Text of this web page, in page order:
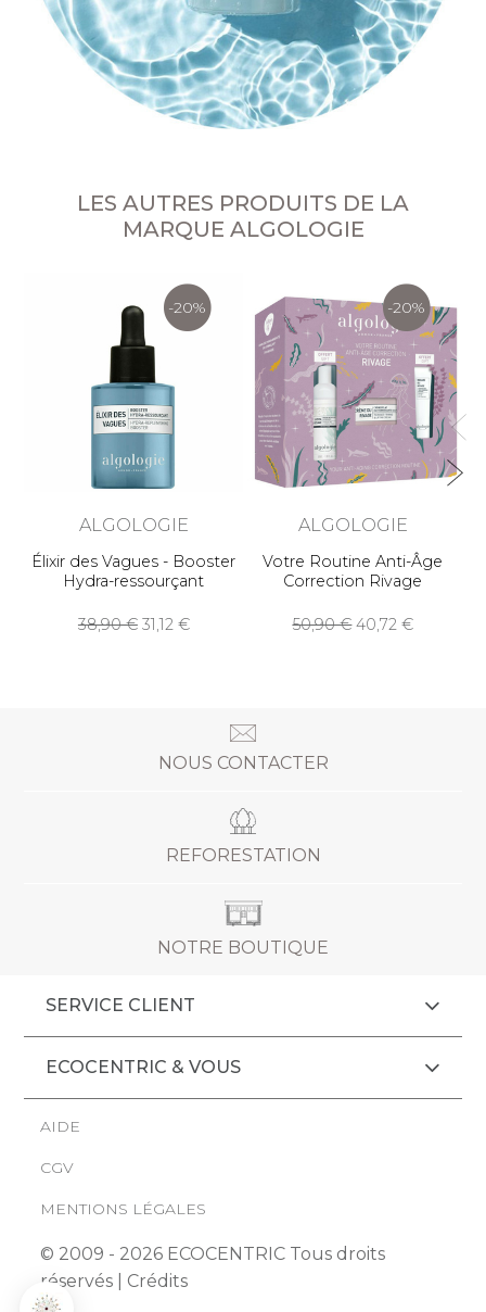
LES AUTRES PRODUITS DE LA
MARQUE ALGOLOGIE
-20%
ALGOLOGIE
Élixir des Vagues - Booster
Hydra-ressourçant
38,90 31,12
-20%
ALGOLOGIE
Votre Routine Anti-Âge
Correction Rivage
50,90 40,72
NOUS CONTACTER
REFORESTATION
NOTRE BOUTIQUE
SERVICE CLIENT
ECOCENTRIC & VOUS
AIDE
CGV
MENTIONS LÉGALES
© 2009 - 2026 ECOCENTRIC Tous droits
réservés | Crédits